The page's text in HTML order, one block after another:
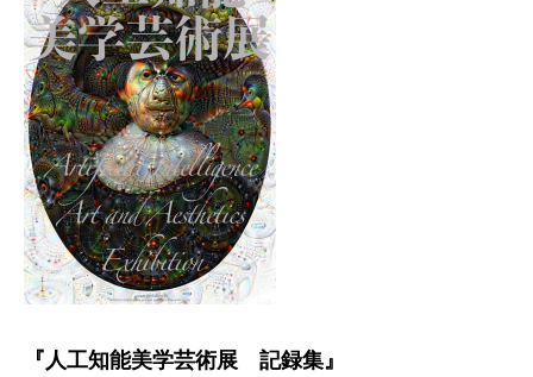
『人工知能美学芸術展 記録集』